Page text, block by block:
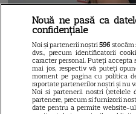
21
SERIALE AMERICANE
Sandra Oh
Nouă ne pasă ca
confidențiale
Noi și partenerii noștri596 stocăm
dvs., precum identificatorii
caracter personal. Puteți accepta
mai jos, respectiv vă puteți
moment pe pagina cu politica
raportate partenerilor noștri și nu
Noi si partenerii nostri (retelele
partenere, precum si furnizorii
date pentru a permite website-